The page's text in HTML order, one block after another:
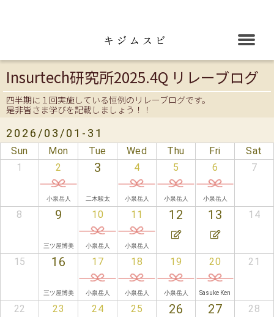
キジムスビ
Insurtech研究所2025.4Q リレーブログ
四半期に１回実施している恒例のリレーブログです。
是非皆さま学びを記載しましょう！！
2026/03/01-31
Sun Mon Tue Wed Thu Fri
Sat
1
2
小泉岳人
3
二木駿太
4
小泉岳人
5
小泉岳人
6
小泉岳人
7
8 9
三ツ屋博美
10
小泉岳人
11
小泉岳人
12 13 14
15 16
三ツ屋博美
17
小泉岳人
18
小泉岳人
19
小泉岳人
20
Sasuke Ken
21
22 23 24 25 26 27 28